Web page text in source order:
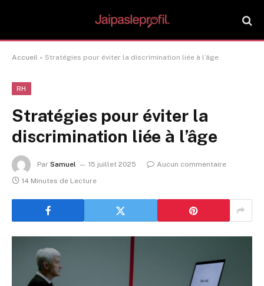
Accueil » Stratégies pour éviter la discrimination liée à l’âge
RH
Stratégies pour éviter la
discrimination liée à l’âge
Par Samuel 15 juillet 2025
Aucun commentaire
14 Minutes de Lecture